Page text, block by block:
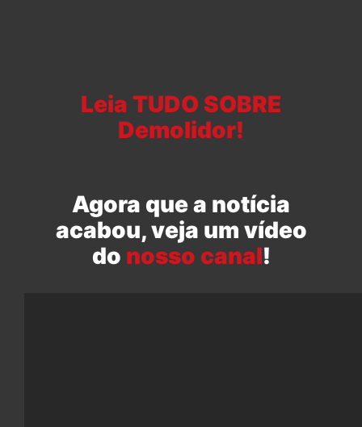
Leia TUDO SOBRE
Demolidor!
Agora que a notícia
acabou, veja um vídeo
do nosso canal!